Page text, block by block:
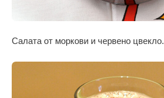
Салата от моркови и червено цвекло.